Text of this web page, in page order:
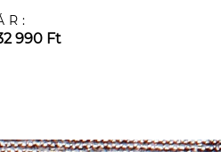
990 Ft